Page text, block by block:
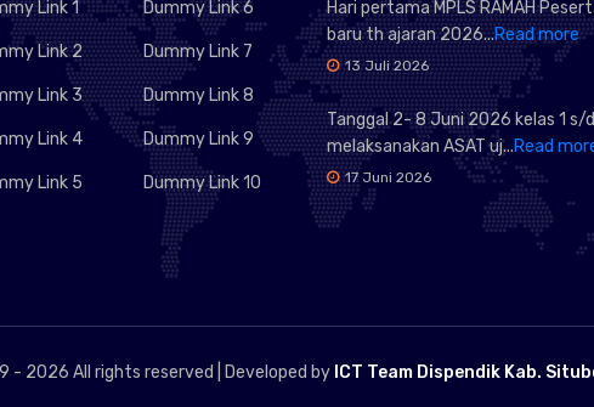
Link 1
Link 2
Link 3
Link 4
Link 5
Dummy Link 6
Dummy Link 7
Dummy Link 8
Dummy Link 9
Dummy Link 10
Hari pertama MPLS RAMAH
baru th ajaran 2026...Read more
13 Juli 2026
Tanggal 2- 8 Juni 2026 kelas 1 s/
melaksanakan ASAT uj...Read
17 Juni 2026
- 2026 All rights reserved | Developed by ICT Team Dispendik Kab.